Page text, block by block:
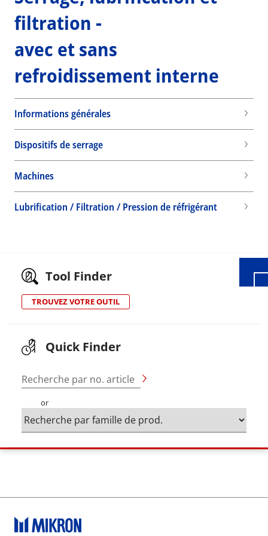
filtration -
avec et sans
refroidissement interne
Informations générales
Dispositifs de serrage
Machines
Lubrification / Filtration / Pression de réfrigérant
Tool Finder
TROUVEZ VOTRE OUTIL
Quick Finder
Recherche par no. article
or